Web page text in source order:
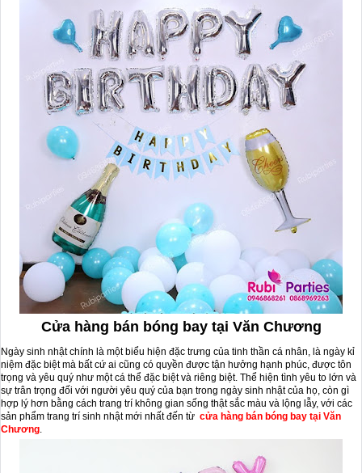
Cửa hàng bán bóng bay tại Văn Chương
Ngày sinh nhật chính là một biểu hiện đặc trưng của tinh thần cá nhân, là ngày kỉ
niệm đặc biệt mà bất cứ ai cũng có quyền được tận hưởng hạnh phúc, được tôn
trọng và yêu quý như một cá thể đặc biệt và riêng biệt. Thể hiện tình yêu to lớn và
sự trân trọng đối với người yêu quý của bạn trong ngày sinh nhật của họ, còn gì
hợp lý hơn bằng cách trang trí không gian sống thật sắc màu và lộng lẫy, với các
sản phẩm trang trí sinh nhật mới nhất đến từ cửa hàng bán bóng bay tại Văn
Chương.